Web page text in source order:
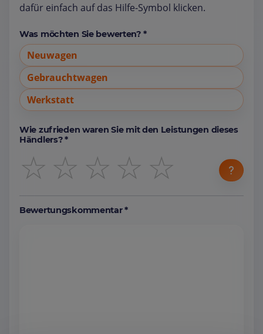
dafür einfach auf das Hilfe-Symbol klicken.
Was möchten Sie bewerten? *
Neuwagen
Gebrauchtwagen
Werkstatt
Wie zufrieden waren Sie mit den Leistungen dieses
Händlers? *
☆
☆
☆
☆
☆
Bewertungskommentar *